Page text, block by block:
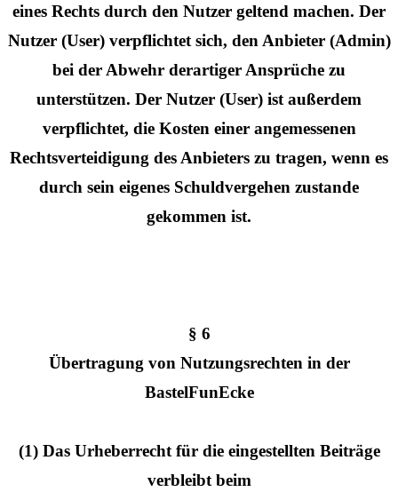
eines Rechts durch den Nutzer geltend machen. Der
Nutzer (User) verpflichtet sich, den Anbieter (Admin)
bei der Abwehr derartiger Ansprüche zu
unterstützen. Der Nutzer (User) ist außerdem
verpflichtet, die Kosten einer angemessenen
Rechtsverteidigung des Anbieters zu tragen, wenn es
durch sein eigenes Schuldvergehen zustande
gekommen ist.
§ 6
Übertragung von Nutzungsrechten in der
BastelFunEcke
(1) Das Urheberrecht für die eingestellten Beiträge
verbleibt beim